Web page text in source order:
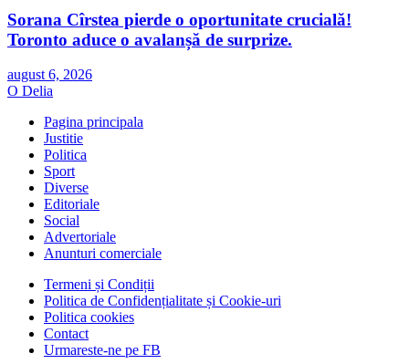
Sorana Cîrstea pierde o oportunitate crucială!
Toronto aduce o avalanșă de surprize.
august 6, 2026
O Delia
Pagina principala
Justitie
Politica
Sport
Diverse
Editoriale
Social
Advertoriale
Anunturi comerciale
Termeni și Condiții
Politica de Confidențialitate și Cookie-uri
Politica cookies
Contact
Urmareste-ne pe FB